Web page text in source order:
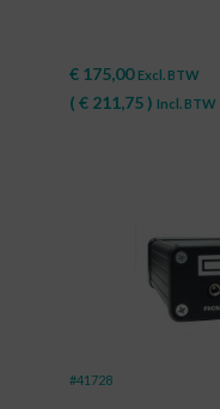
€ 175,00 Excl. BTW
( € 211,75) Incl. BTW
#41728